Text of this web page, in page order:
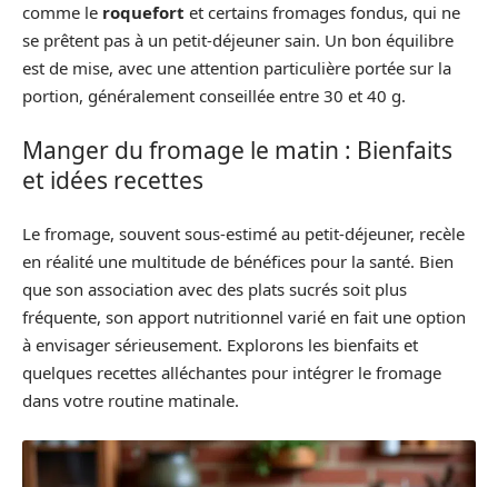
comme le roquefort et certains fromages fondus, qui ne
se prêtent pas à un petit-déjeuner sain. Un bon équilibre
est de mise, avec une attention particulière portée sur la
portion, généralement conseillée entre 30 et 40 g.
Manger du fromage le matin : Bienfaits
et idées recettes
Le fromage, souvent sous-estimé au petit-déjeuner, recèle
en réalité une multitude de bénéfices pour la santé. Bien
que son association avec des plats sucrés soit plus
fréquente, son apport nutritionnel varié en fait une option
à envisager sérieusement. Explorons les bienfaits et
quelques recettes alléchantes pour intégrer le fromage
dans votre routine matinale.